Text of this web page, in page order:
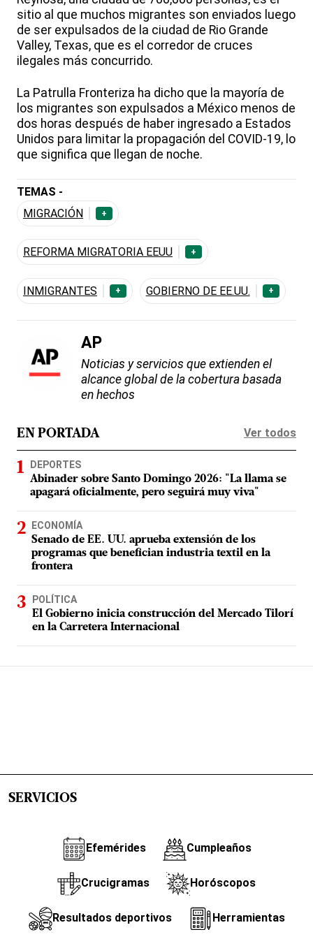
sitio al que muchos migrantes son enviados luego
de ser expulsados de la ciudad de Rio Grande
Valley, Texas, que es el corredor de cruces
ilegales más concurrido.
La Patrulla Fronteriza ha dicho que la mayoría de
los migrantes son expulsados a México menos de
dos horas después de haber ingresado a Estados
Unidos para limitar la propagación del COVID-19, lo
que significa que llegan de noche.
TEMAS -
MIGRACIÓN
+
REFORMA MIGRATORIA EEUU +
INMIGRANTES + GOBIERNO DE EE.UU. +
AP
Noticias y servicios que extienden el
alcance global de la cobertura basada
en hechos
EN PORTADA Ver todos
DEPORTES
Abinader sobre Santo Domingo 2026: "La llama se
apagará oficialmente, pero seguirá muy viva"
ECONOMÍA
Senado de EE. UU. aprueba extensión de los
programas que benefician industria textil en la
frontera
POLÍTICA
El Gobierno inicia construcción del Mercado Tilorí
en la Carretera Internacional
SERVICIOS
Efemérides Cumpleaños
Crucigramas Horóscopos
Resultados deportivos Herramientas